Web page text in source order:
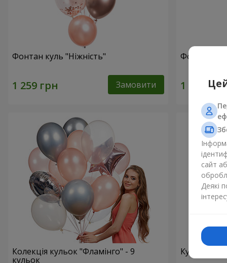
Фонтан куль "Ніжність"
Замовити
Фонтан
Колекція кульок "Фламінго" - 9
кульок
Кульки
сайт
Деякі